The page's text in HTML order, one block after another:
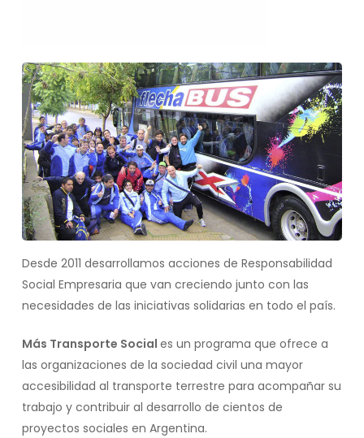
Desde 2011 desarrollamos acciones de Responsabilidad
Social Empresaria que van creciendo junto con las
necesidades de las iniciativas solidarias en todo el país.
Más Transporte Social es un programa que ofrece a
las organizaciones de la sociedad civil una mayor
accesibilidad al transporte terrestre para acompañar su
trabajo y contribuir al desarrollo de cientos de
proyectos sociales en Argentina.